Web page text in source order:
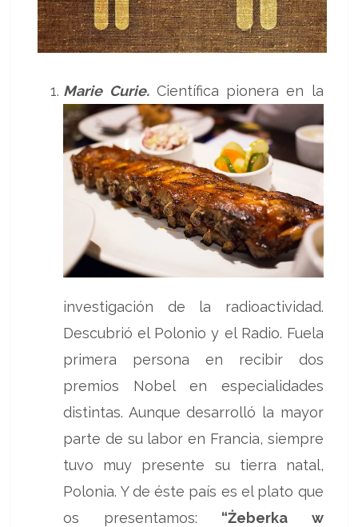
Marie Curie.Científica pionera en la
investigación de la radioactividad.
Descubrió el Polonio y el Radio. Fuela
primera persona en recibir dos
premios Nobel en especialidades
distintas. Aunque desarrolló la mayor
parte de su labor en Francia, siempre
tuvo muy presente su tierra natal,
Polonia. Y de éste país es el plato que
os presentamos: “Żeberka w